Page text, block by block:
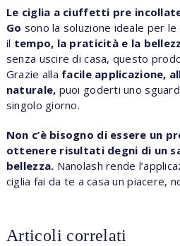
Le ciglia a ciuffetti pre
Go sono la soluzione ideale per
il tempo, la praticità e la
senza uscire di casa, questo
Grazie alla facile applicazione,
naturale, puoi goderti uno
singolo giorno.
Non c’è bisogno di essere un
ottenere risultati degni di un
bellezza. Nanolash rende
ciglia fai da te a casa un piacere,
Articoli correlati